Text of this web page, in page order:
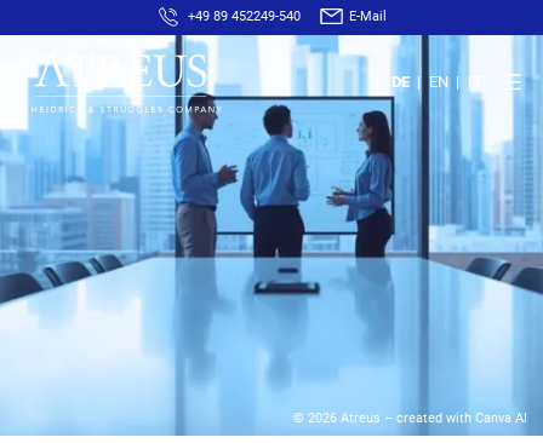
+49 89 452249-540 E-Mail
DE EN FR
© 2026 Atreus – created with Canva AI